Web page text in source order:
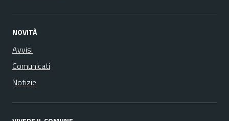
NOVITÀ
Avvisi
Comunicati
Notizie